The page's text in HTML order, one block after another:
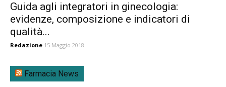
Guida agli integratori in ginecologia:
evidenze, composizione e indicatori di
qualità...
Redazione 15 Maggio 2018
Farmacia News